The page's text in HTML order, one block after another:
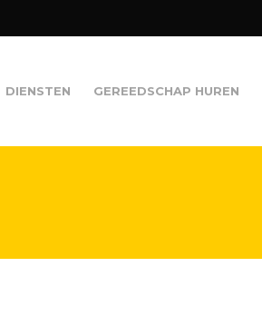
DIENSTEN GEREEDSCHAP HUREN